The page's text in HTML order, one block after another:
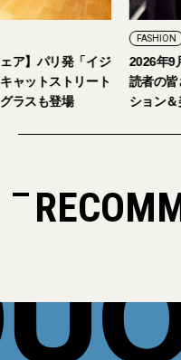
【おしゃれな大人のアイウェ
ピジ」が国内初の旗艦店を
にオープン。日本限定サン